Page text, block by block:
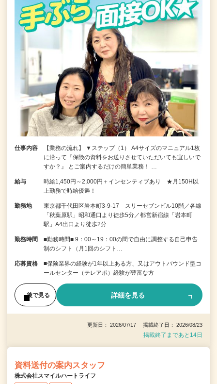
仕事内容
【業務の流れ】 ▼ステップ（1） A4サイズのマニュアル1枚
に沿って『保険の資料をお送りさせていただいても宜しいで
すか？』 とご案内するだけの簡単業務！ …
給与
時給1,450円～2,000円＋インセンティブあり ★月150H以
上勤務で時給優遇！
勤務地
東京都千代田区岩本町3-9-17 スリーセブンビル10階／各線
「秋葉原駅」昭和通口より徒歩5分／都営新宿線「岩本町
駅」A4出口より徒歩2分
勤務時間
■勤務時間■ 9：00～19：00の間で自由に調整する自己申告
制のシフト（月1回のシフト…
応募資格
■保険業界の経験が1年以上ある方、又はアウトバウンド型コ
ールセンター（テレアポ）経験が豊富な方
後で見る 詳細を見る
更新日： 2026/07/17 掲載終了日： 2026/08/23
掲載終了まであと14日
資料送付の案内スタッフ
株式会社スマイルハートライフ